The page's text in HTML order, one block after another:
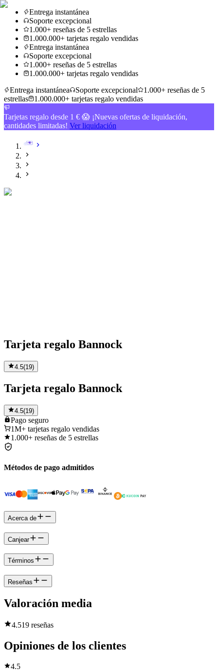
Entrega instantánea
Soporte excepcional
1.000+ reseñas de 5 estrellas
1.000.000+ tarjetas regalo vendidas
Entrega instantánea
Soporte excepcional
1.000+ reseñas de 5 estrellas
1.000.000+ tarjetas regalo vendidas
Entrega instantánea
Soporte excepcional
1.000+ reseñas de 5
estrellas
1.000.000+ tarjetas regalo vendidas
Tarjetas regalo desde 1 € 😱 ¡Nuevas ofertas de liquidación,
cantidades limitadas! Ver liquidación
Tarjeta regalo Bannock
4.5(19)
Tarjeta regalo Bannock
4.5(19)
Pago seguro
1M+ tarjetas regalo vendidas
1.000+ reseñas de 5 estrellas
Métodos de pago admitidos
Acerca de
Canjear
Términos
Reseñas
Valoración media
4.519 reseñas
Opiniones de los clientes
4.5